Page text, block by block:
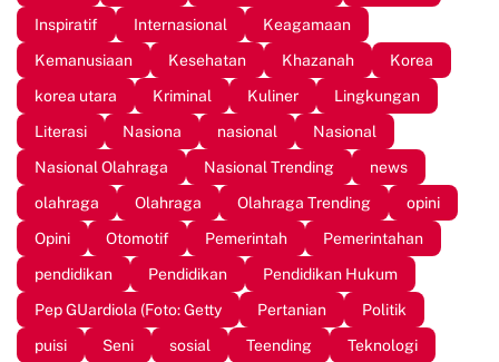
Inspiratif
Internasional
Keagamaan
Kemanusiaan
Kesehatan Khazanah
Korea
korea utara
Kriminal Kuliner
Lingkungan
Literasi
Nasiona nasional
Nasional
Nasional Olahraga
Nasional Trending
news
olahraga
Olahraga Olahraga Trending
opini
Opini
Otomotif Pemerintah
Pemerintahan
pendidikan
Pendidikan
Pendidikan Hukum
Pep GUardiola (Foto: Getty
Pertanian
Politik
puisi
Seni sosial Teending
Teknologi